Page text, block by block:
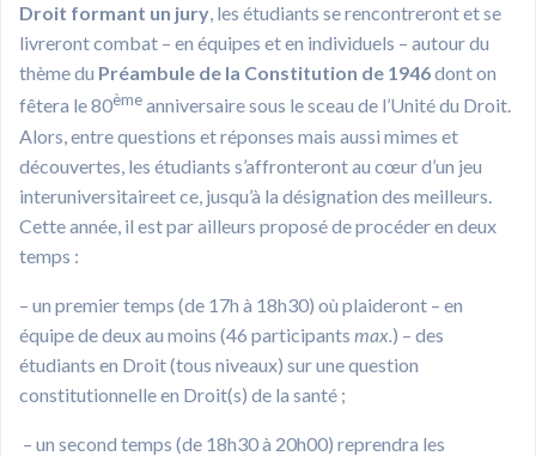
Droit formant un jury, les étudiants se rencontreront et se
livreront combat – en équipes et en individuels – autour du
thème du Préambule de la Constitution de 1946dont on
fêtera le 80èmeanniversaire sous le sceau de l’Unité du Droit.
Alors, entre questions et réponses mais aussi mimes et
découvertes, les étudiants s’affronteront au cœur d’un jeu
interuniversitaireet ce, jusqu’à la désignation des meilleurs.
Cette année, il est par ailleurs proposé de procéder en deux
temps :
– un premier temps (de 17h à 18h30) où plaideront – en
équipe de deux au moins (46 participants max. ) – des
étudiants en Droit (tous niveaux) sur une question
constitutionnelle en Droit(s) de la santé ;
– un second temps (de 18h30 à 20h00) reprendra les